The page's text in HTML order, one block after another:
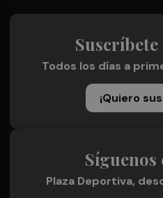
Todos los días a
¡Quiero
Síguenos
Plaza Deportiva,